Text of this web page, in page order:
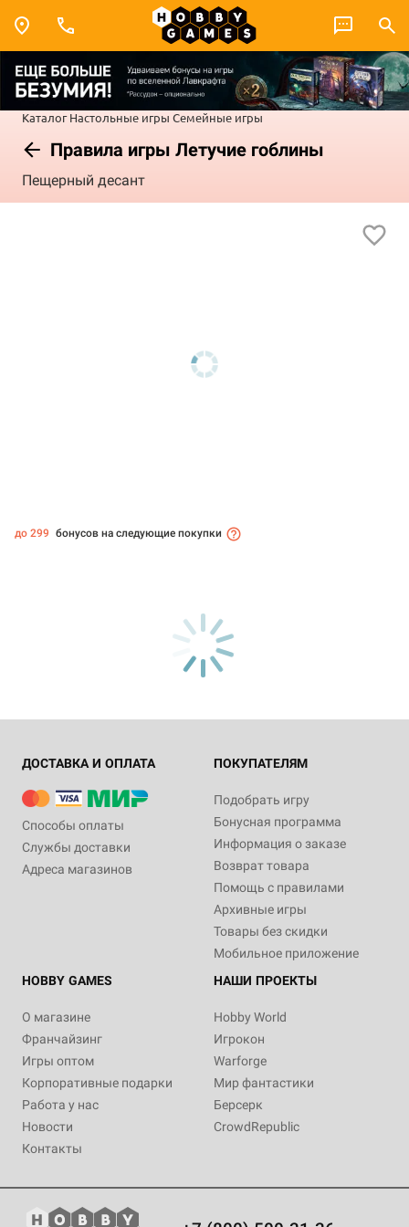
Каталог Настольные игры Семейные игры
Правила игры Летучие гоблины
Пещерный десант
до 299 бонусов на следующие покупки
ДОСТАВКА И ОПЛАТА
Способы оплаты
Службы доставки
Адреса магазинов
ПОКУПАТЕЛЯМ
Подобрать игру
Бонусная программа
Информация о заказе
Возврат товара
Помощь с правилами
Архивные игры
Товары без скидки
Мобильное приложение
HOBBY GAMES
О магазине
Франчайзинг
Игры оптом
Корпоративные подарки
Работа у нас
Новости
Контакты
НАШИ ПРОЕКТЫ
Hobby World
Игрокон
Warforge
Мир фантастики
Берсерк
CrowdRepublic